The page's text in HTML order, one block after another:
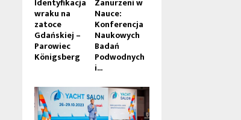
wraku na
zatoce
Gdańskiej –
Parowiec
Königsberg
Nauce:
Konferencja
Naukowych
Badań
Podwodnych
i...